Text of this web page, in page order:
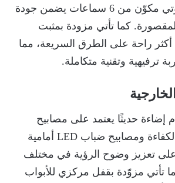
Auto، مع نظام صوتي مكوّن من 6 سماعات يضمن جودة
كما تأتي مزودة بمثبت
أكثر راحة على الطرق السريعة، مما
ترفيهية وتقنية متكاملة.
إضاءة حديثًا يعتمد على مصابيح
أمامية LED عالية الكفاءة ومصابيح ضباب LED أمامية
على تعزيز وضوح الرؤية في مختلف
تأتي مزوّدة بقفل مركزي للأبواب